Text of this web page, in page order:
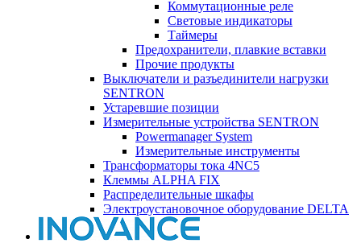
Коммутационные реле
Световые индикаторы
Таймеры
Предохранители, плавкие вставки
Прочие продукты
Выключатели и разъединители нагрузки
SENTRON
Устаревшие позиции
Измерительные устройства SENTRON
Powermanager System
Измерительные инструменты
Трансформаторы тока 4NC5
Клеммы ALPHA FIX
Распределительные шкафы
Электроустановочное оборудование DELTA